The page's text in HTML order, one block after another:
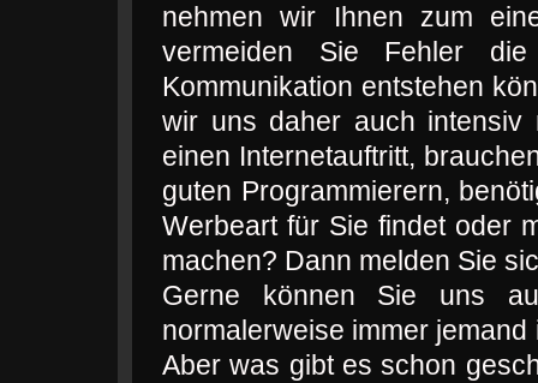
nehmen wir Ihnen zum
vermeiden Sie Fehler
Kommunikation entstehen
wir uns daher auch intensiv
einen Internetauftritt,
guten Programmierern,
Werbeart für Sie findet oder
machen? Dann melden Sie
Gerne können Sie uns
normalerweise immer
Aber was gibt es schon